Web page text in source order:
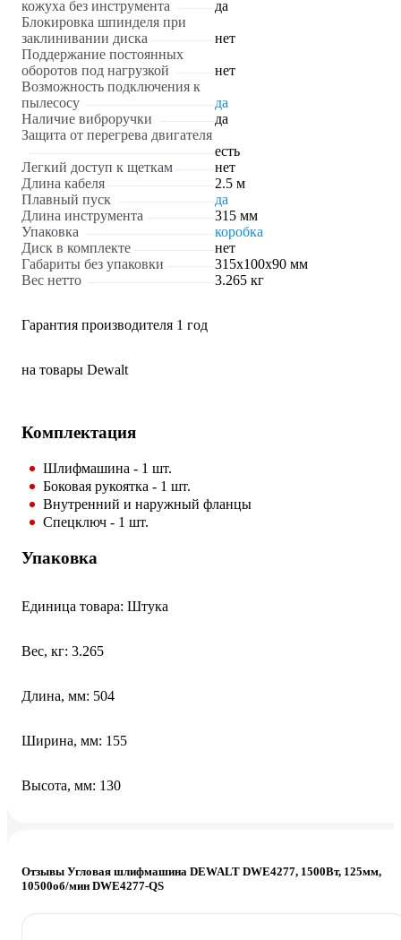
кожуха без инструмента
да
Блокировка шпинделя при
заклинивании диска
нет
Поддержание постоянных
оборотов под нагрузкой
нет
Возможность подключения к
пылесосу
да
Наличие виброручки
да
Защита от перегрева двигателя
есть
Легкий доступ к щеткам
нет
Длина кабеля
2.5 м
Плавный пуск
да
Длина инструмента
315 мм
Упаковка
коробка
Диск в комплекте
нет
Габариты без упаковки
315х100х90 мм
Вес нетто
3.265 кг
Гарантия производителя 1 год
на товары Dewalt
Комплектация
Шлифмашина - 1 шт.
Боковая рукоятка - 1 шт.
Внутренний и наружный фланцы
Спецключ - 1 шт.
Упаковка
Единица товара: Штука
Вес, кг: 3.265
Длина, мм: 504
Ширина, мм: 155
Высота, мм: 130
Отзывы Угловая шлифмашина DEWALT DWE4277, 1500Вт, 125мм,
10500об/мин DWE4277-QS